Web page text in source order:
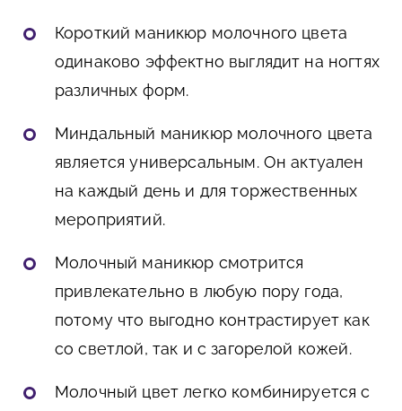
Короткий маникюр молочного цвета
одинаково эффектно выглядит на ногтях
различных форм.
Миндальный маникюр молочного цвета
является универсальным. Он актуален
на каждый день и для торжественных
мероприятий.
Молочный маникюр смотрится
привлекательно в любую пору года,
потому что выгодно контрастирует как
со светлой, так и с загорелой кожей.
Молочный цвет легко комбинируется с